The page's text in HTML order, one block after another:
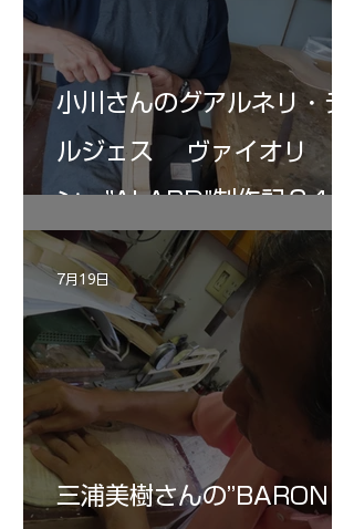
小川さんのグアルネリ・デ
ルジェス ヴァイオリ
ン ”ALARD"制作記３4
三浦美樹さんの”BARON・
7月19日